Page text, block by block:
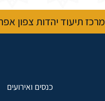
מרכז תיעוד יהדות צפון
כנסים ואירועים